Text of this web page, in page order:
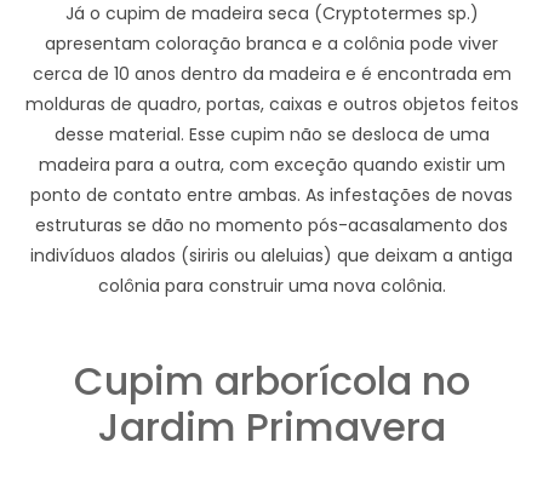
Já o cupim de madeira seca (Cryptotermes sp.)
apresentam coloração branca e a colônia pode viver
cerca de 10 anos dentro da madeira e é encontrada em
molduras de quadro, portas, caixas e outros objetos feitos
desse material. Esse cupim não se desloca de uma
madeira para a outra, com exceção quando existir um
ponto de contato entre ambas. As infestações de novas
estruturas se dão no momento pós-acasalamento dos
indivíduos alados (siriris ou aleluias) que deixam a antiga
colônia para construir uma nova colônia.
Cupim arborícola no
Jardim Primavera